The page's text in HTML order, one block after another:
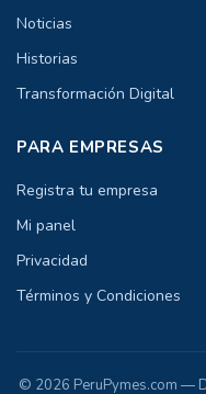
Noticias
Historias
Transformación Digital
PARA EMPRESAS
Registra tu empresa
Mi panel
Privacidad
Términos y Condiciones
© 2026 PeruPymes.com —